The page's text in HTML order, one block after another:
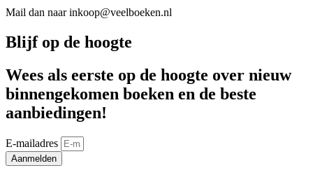
Mail dan naar inkoop@veelboeken.nl
Blijf op de hoogte
Wees als eerste op de hoogte over nieuw
binnengekomen boeken en de beste
aanbiedingen!
E-mailadres
Aanmelden